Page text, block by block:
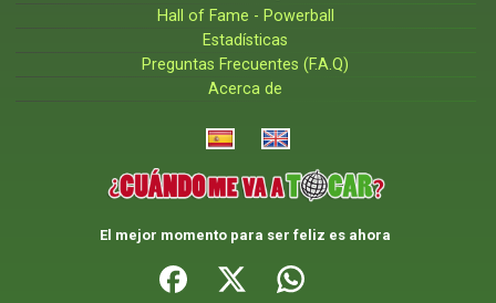
Hall of Fame - Powerball
Estadísticas
Preguntas Frecuentes (F.A.Q)
Acerca de
El mejor momento para ser feliz es ahora